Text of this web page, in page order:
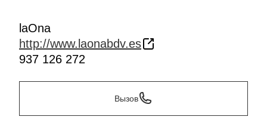
laOna
http://www.laonabdv.es
937 126 272
Вызов